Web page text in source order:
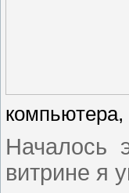
компьютера,
Началось
витрине я